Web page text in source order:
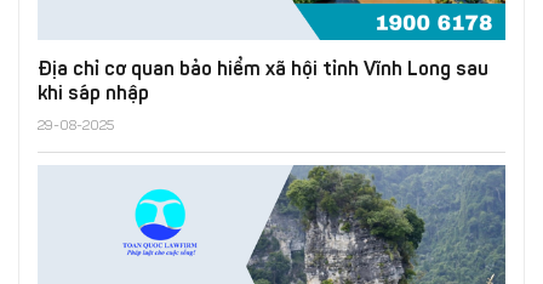
Địa chỉ cơ quan bảo hiểm xã hội tỉnh Vĩnh Long sau
khi sáp nhập
29-08-2025